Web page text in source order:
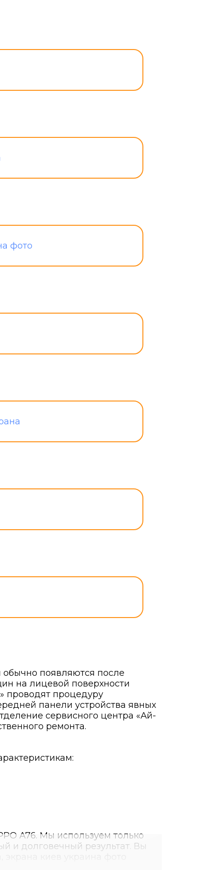
появляются после
на лицевой поверхности
проводят процедуру
панели устройства явных
сервисного центра «Ай-
ремонта.
A76. Мы используем только
и долговечный результат. Вы